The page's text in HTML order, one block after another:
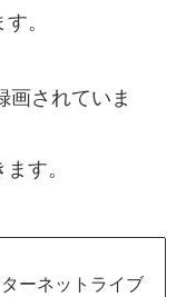
。
画されていま
す。
ーネットライブ